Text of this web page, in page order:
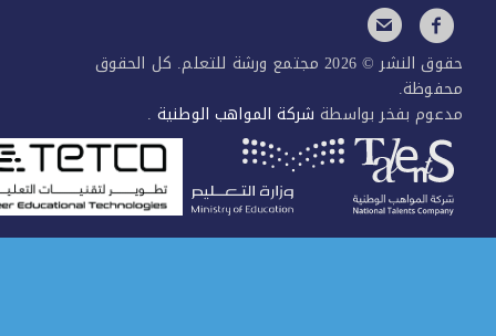
حقوق النشر © 2026 مجتمع ورشة للتعلم. كل الحقوق
بفخر بواسطةشركة المواهب الوطنية.